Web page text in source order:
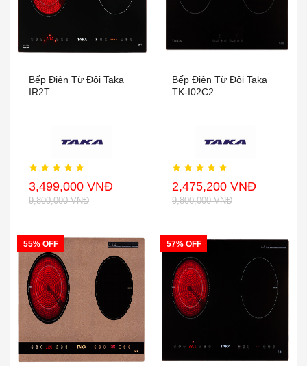
Bếp Điện Từ Đôi Taka
IR2T
3,499,000 VNĐ
9,800,000 VNĐ
Bếp Điện Từ Đôi Taka
TK-I02C2
2,475,200 VNĐ
9,800,000 VNĐ
55% OFF 57% OFF